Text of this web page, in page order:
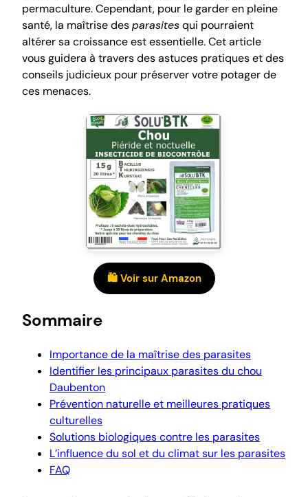
permaculture. Cependant, pour le garder en pleine
santé, la maîtrise desparasitesqui pourraient
altérer sa croissance est essentielle. Cet article
vous guidera à travers des astuces pratiques et des
conseils judicieux pour préserver votre potager de
ces menaces.
🛍️ Voir sur Amazon
Sommaire
Importance de la maîtrise des parasites
Identifier les principaux parasites du chou
Daubenton
Prévention naturelle et meilleures pratiques
culturelles
Solutions biologiques contre les parasites
L’influence du sol et du climat sur les parasites
FAQ